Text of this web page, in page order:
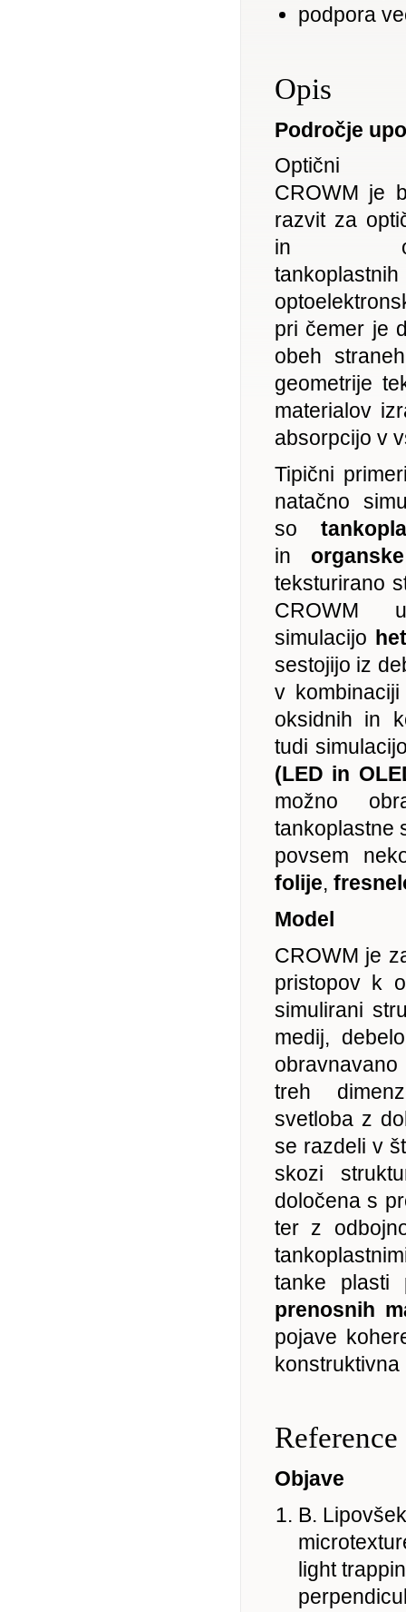
podpora
Opis
Področje
Optični
CROWM je
razvit za
in
tankoplastnih
pri čemer je
obeh
geometrije
materialov
absorpcijo v
Tipični
natačno
so
in
teksturirano
CROWM
simulacijo
sestojijo iz
v
oksidnih in
tudi
(LED in
možno
tankoplastne
povsem
folije,
Model
CROWM je
pristopov k
simulirani
medij,
treh
svetloba z
se razdeli v
skozi
določena s
ter z
tanke
prenosnih
pojave
Reference
Objave
B.
light